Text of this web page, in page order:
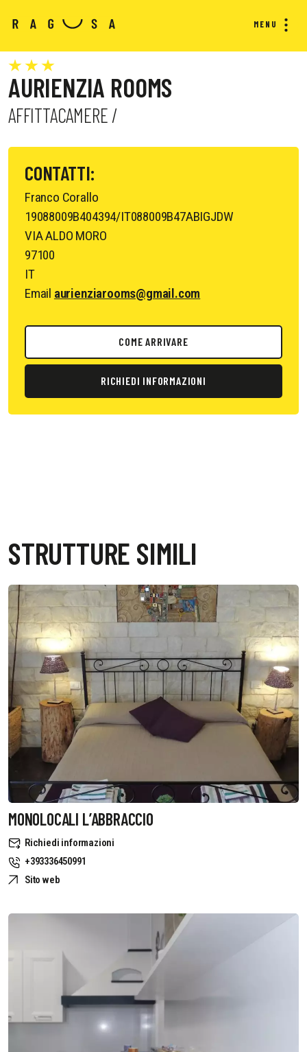
MENU
AURIENZIA ROOMS
AFFITTACAMERE /
CONTATTI:
Franco Corallo
19088009B404394/IT088009B47ABIGJDW
VIA ALDO MORO
97100
IT
Email aurienziarooms@gmail.com
COME ARRIVARE
RICHIEDI INFORMAZIONI
STRUTTURE SIMILI
MONOLOCALI L’ABBRACCIO
Richiedi informazioni
+393336450991
Sito web